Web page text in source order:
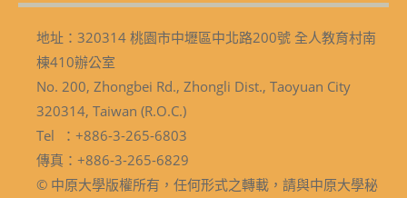
地址：320314 桃園市中壢區中北路200號 全人教育村南
棟410辦公室
No. 200, Zhongbei Rd., Zhongli Dist., Taoyuan City
320314, Taiwan (R.O.C.)
Tel ：+886-3-265-6803
傳真：+886-3-265-6829
© 中原大學版權所有，任何形式之轉載，請與中原大學秘